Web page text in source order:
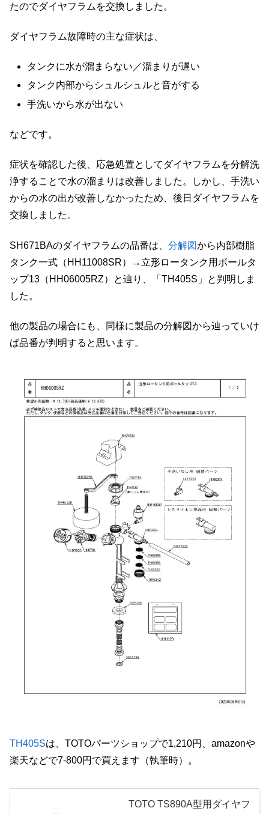
たのでダイヤフラムを交換しました。
ダイヤフラム故障時の主な症状は、
タンクに水が溜まらない／溜まりが遅い
タンク内部からシュルシュルと音がする
手洗いから水が出ない
などです。
症状を確認した後、応急処置としてダイヤフラムを分解洗
浄することで水の溜まりは改善しました。しかし、手洗い
からの水の出が改善しなかったため、後日ダイヤフラムを
交換しました。
SH671BAのダイヤフラムの品番は、 分解図から内部樹脂
タンク一式（HH11008SR）→立形ロータンク用ボールタ
ップ13（HH06005RZ）と辿り、「TH405S」と判明しま
した。
他の製品の場合にも、同様に製品の分解図から辿っていけ
ば品番が判明すると思います。
TH405Sは、TOTOパーツショップで1,210円、amazonや
楽天などで7-800円で買えます（執筆時）。
TOTO TS890A型用ダイヤフ